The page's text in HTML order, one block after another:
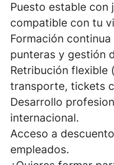
Puesto estable con
compatible con tu
Formación
punteras y gestión
Retribución flexible
transporte, tickets
Desarrollo
internacional.
Acceso a
empleados.